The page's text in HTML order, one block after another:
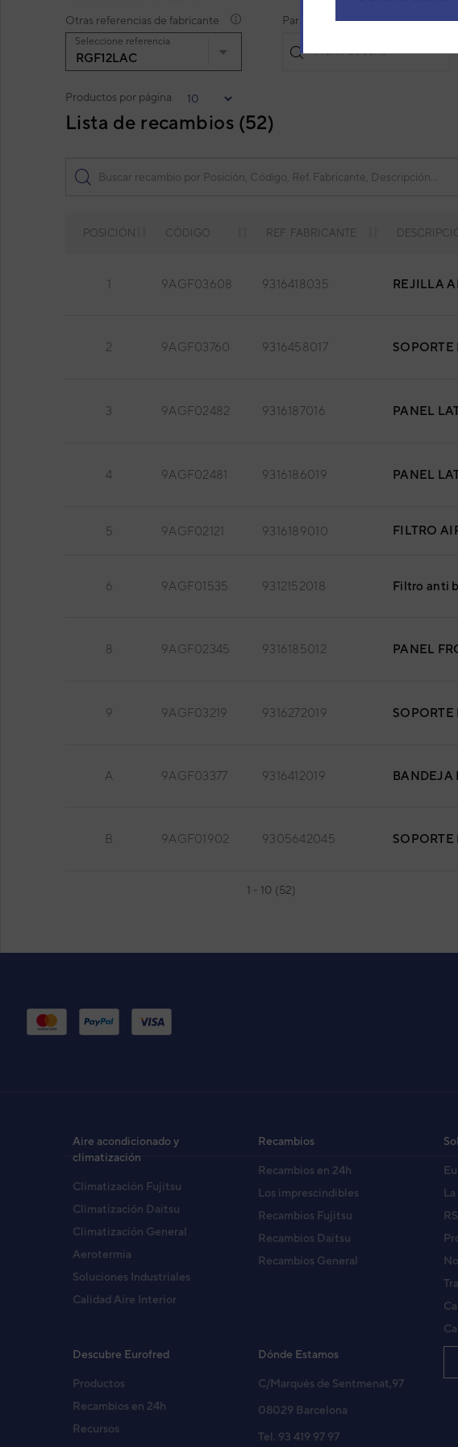
Otras referencias de fabricante
RGF12LAC
Seleccione referencia
Para identificar tu máquina, es
Núm. de serie
Lista de recambios (52)
Productos por página
POSICIÓN CÓDIGO REF. FABRICANTE
1 9AGF03608 9316418035 REJILLA
2 9AGF03760 9316458017
3 9AGF02482 9316187016 PANEL
4 9AGF02481 9316186019 PANEL
5 9AGF02121 9316189010 FILTRO
6 9AGF01535 9312152018 Filtro anti
8 9AGF02345 9316185012 PANEL
9 9AGF03219 9316272019
A 9AGF03377 9316412019 BANDEJA
B 9AGF01902 9305642045
1 - 10 (52)
Ref. fabricante:
Aire acondicionado y
climatización
Climatización Fujitsu
Climatización Daitsu
Climatización General
Aerotermia
Soluciones Industriales
Calidad Aire Interior
Recambios
Recambios en 24h
Los imprescindibles
Recambios Fujitsu
Recambios Daitsu
Recambios General
Descubre Eurofred
Productos
Recambios en 24h
Recursos
Dónde Estamos
C/Marqués de Sentmenat,97
08029 Barcelona
Tel. 93 419 97 97